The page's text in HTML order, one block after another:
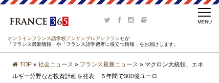
オンラインフランス語学校アンサンブルアンフランセが
「フランス最新情報」や「フランス語学習者に役立つ情報」をお届けします。
TOP » 社会ニュース » フランス最新ニュース » マクロン大統領、エネ
ルギー分野など投資計画を発表 ５年間で300億ユーロ